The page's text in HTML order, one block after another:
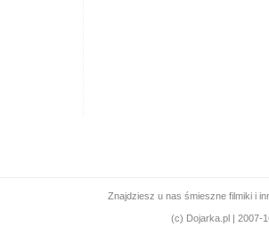
Znajdziesz u nas śmieszne filmiki i
(c) Dojarka.pl | 2007-